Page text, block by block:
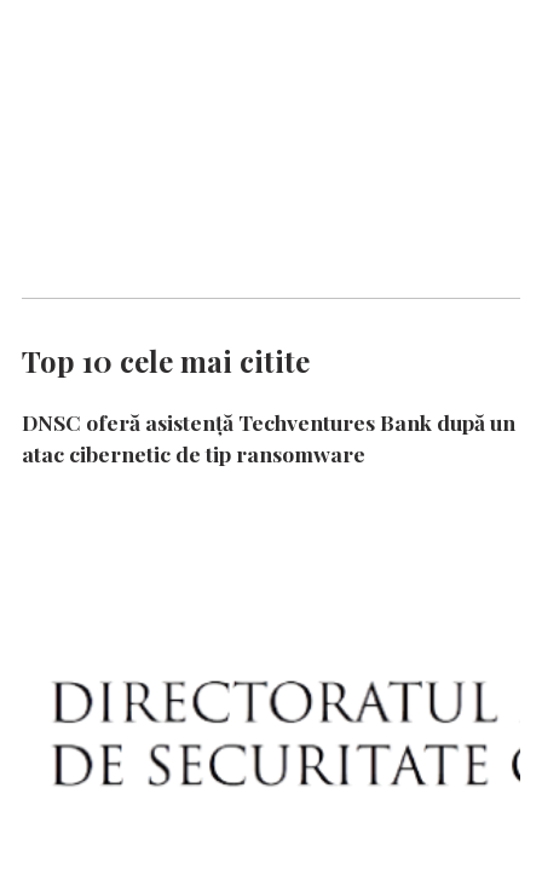
Top 10 cele mai citite
DNSC oferă asistență Techventures Bank după un
atac cibernetic de tip ransomware